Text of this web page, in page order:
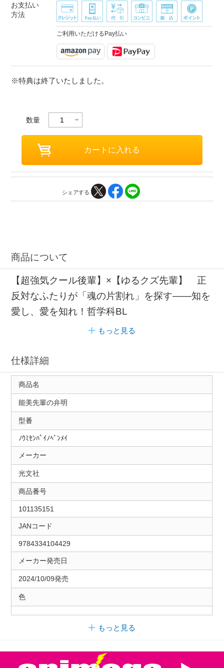
お支払い
方法
ご利用いただけるPay払い
※特典は終了いたしました。
数量
シェアする
商品について
【超強気クール後輩】×【ゆるクズ先輩】 正
反対なふたりが「魂の片割れ」を探す――知を
愛し、愛を知れ！哲学科BL
もっと見る
仕様詳細
商品名
能美先輩の弁明
型番
ﾉｳﾐｾﾝﾊﾟｲﾉﾍﾞﾝﾒｲ
メーカー
光文社
商品番号
101135151
JANコード
9784334104429
メーカー発売日
2024/10/09発売
色
もっと見る